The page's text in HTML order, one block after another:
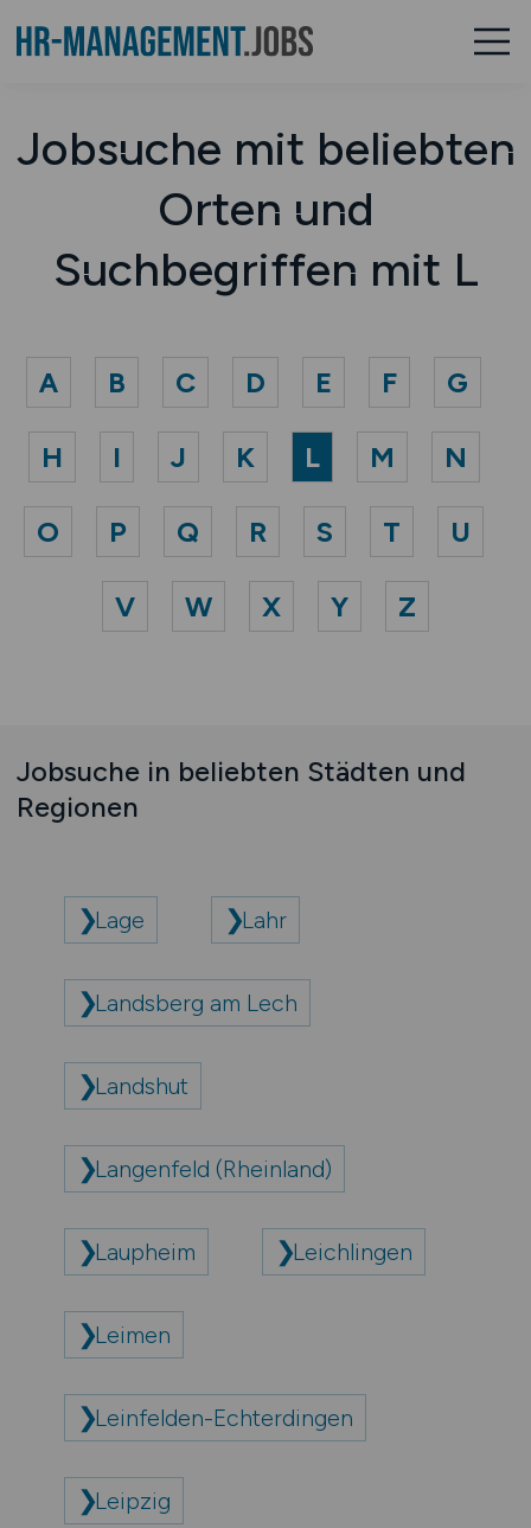
Jobsuche mit beliebten
Orten und
Suchbegriffen mit L
A B C D E F G
H I J K L M N
O P Q R S T U
V W X Y Z
Jobsuche in beliebten Städten und
Regionen
Lage Lahr
Landsberg am Lech
Landshut
Langenfeld (Rheinland)
Laupheim Leichlingen
Leimen
Leinfelden-Echterdingen
Leipzig